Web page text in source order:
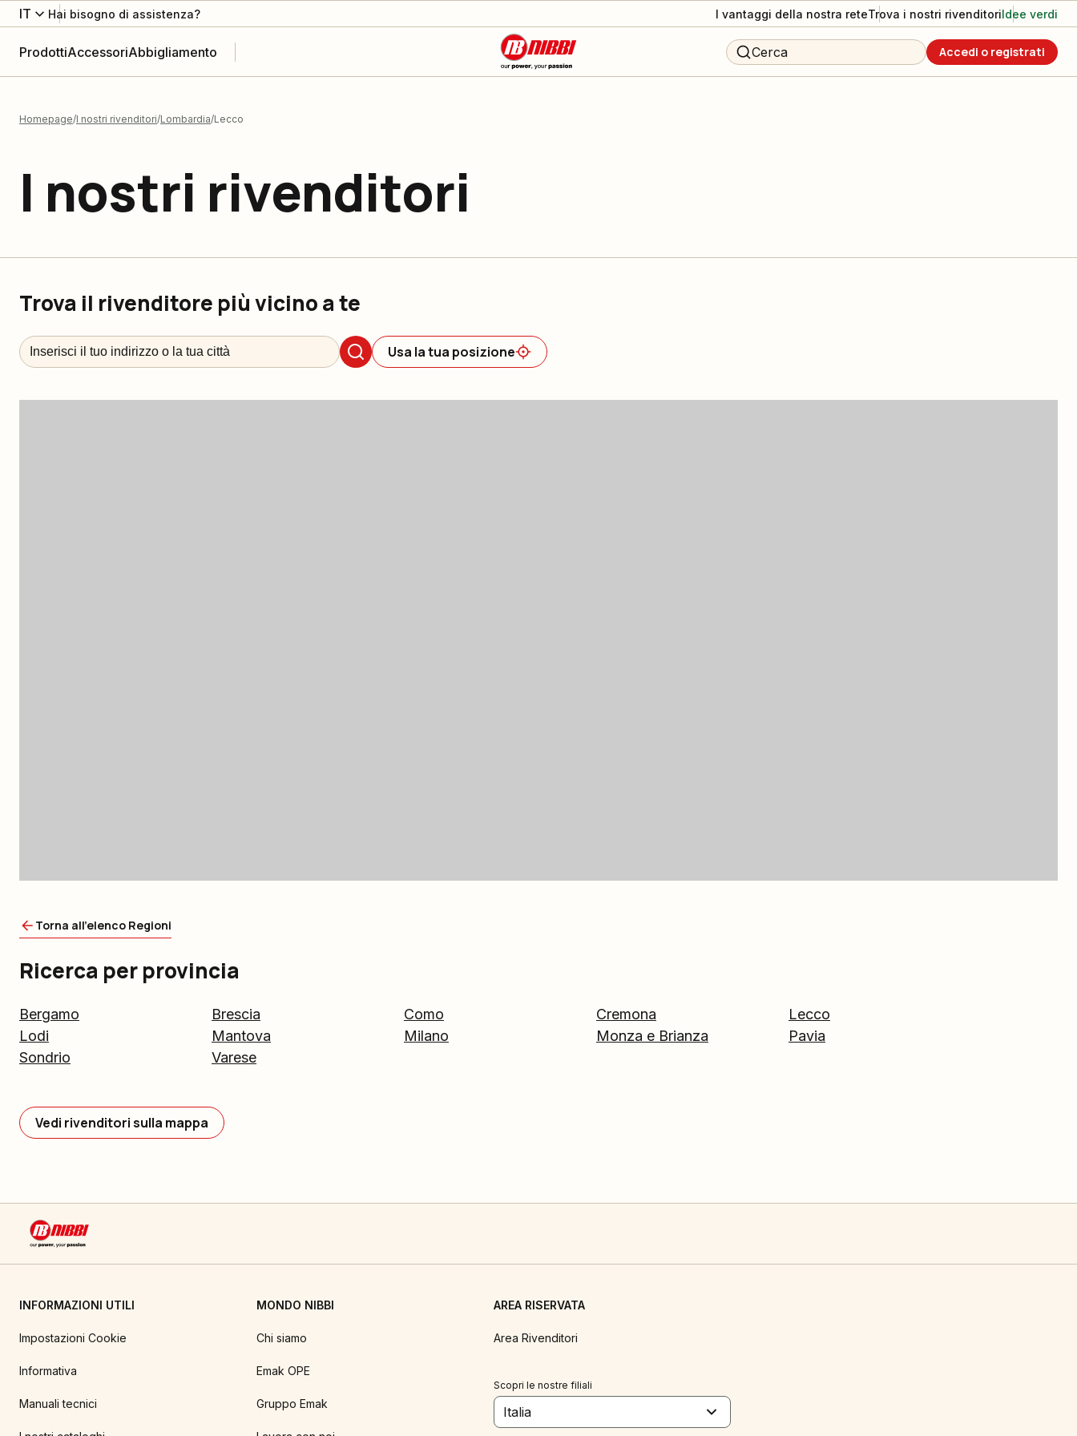
IT Hai bisogno di assistenza? I vantaggi della nostra reteTrova i nostri rivenditoriIdee verdi
ProdottiAccessoriAbbigliamento Cerca Accedi o registrati
Homepage I nostri rivenditori Lombardia Lecco
I nostri rivenditori
Trova il rivenditore più vicino a te
Usa la tua posizione
Torna all'elenco Regioni
Ricerca per provincia
Bergamo Brescia Como Cremona
Lecco
Lodi
Mantova Milano Monza e Brianza
Pavia
Sondrio
Varese
Vedi rivenditori sulla mappa
INFORMAZIONI UTILI
Impostazioni Cookie
Informativa
Manuali tecnici
MONDO NIBBI
Chi siamo
Emak OPE
Gruppo Emak
AREA RISERVATA
Area Rivenditori
Scopri le nostre filiali
Italia